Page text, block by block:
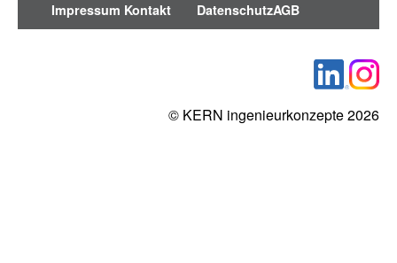
Impressum Kontakt DatenschutzAGB
© KERN ingenieurkonzepte 2026